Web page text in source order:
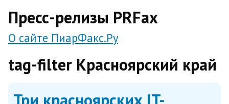
Пресс-релизы PRFax
О сайте ПиарФакс.Ру
tag-filter Красноярский край